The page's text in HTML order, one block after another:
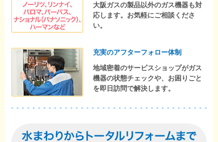
大阪ガスの製品以外のガス機器も対
応します。お気軽にご相談くださ
い。
充実のアフターフォロー体制
地域密着のサービスショップがガス
機器の状態チェックや、お困りごと
を即日訪問で解決します。